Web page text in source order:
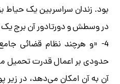
بود. زندان سراسربین یک حیاط
در وسطش و دور‌تا‌دور آن برج
4- «و هرچند نظام قضائی
حدودی بر اعمال قدرت تحمیل
آن به آن امکان می‌دهد، در زیر